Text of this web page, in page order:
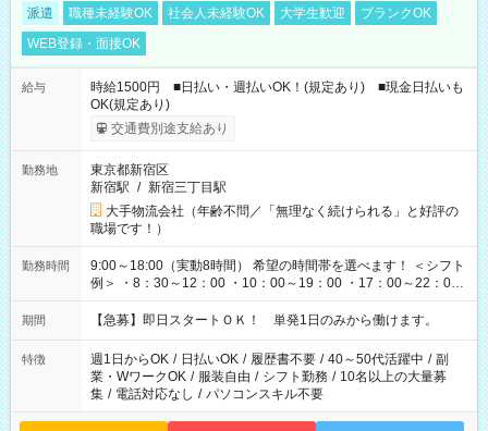
派遣 職種未経験OK 社会人未経験OK 大学生歓迎
ブランクOK
WEB登録・面接OK
給与
時給1500円 ■日払い・週払いOK！(規定あり) ■現金日払いも
OK(規定あり)
交通費別途支給あり
勤務地
東京都新宿区
新宿駅 / 新宿三丁目駅
大手物流会社（年齢不問／「無理なく続けられる」と好評の
職場です！）
勤務時間
9:00～18:00（実動8時間） 希望の時間帯を選べます！ ＜シフト
例＞ ・8：30～12：00 ・10：00～19：00 ・17：00～22：00
・13：00～22：00 ・22：00～翌6：00 など
期間 【急募】即日スタートＯＫ！ 単発1日のみから働けます。
特徴 週1日からOK / 日払いOK / 履歴書不要 / 40～50代活躍中 / 副
業・WワークOK / 服装自由 / シフト勤務 / 10名以上の大量募
集 / 電話対応なし / パソコンスキル不要